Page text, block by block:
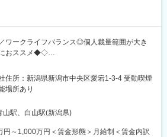
決算業務、相続税・資産対策、経営コンサル
業支援等、幅広い分野をカバーします。
進。専門性の高いメンバーと協力し、質の高
ています。
まで幅広い業務に挑戦でき、専門家として着
果はインセンティブや昇給・賞与でしっかり
ークライフバランス◎個人裁量範囲が大き
おススメ◆◇
く、働きやすい職場を目指しています／
週休二日制を導入し年間休日は前年比9日増
です。また繁忙期の３月には一部土曜出勤が
年間休日数を確保しています。
残業が多い」そんなイメージを払拭するべ
の推進や個人裁量範囲を大きくして業務改善に
住所：新潟県新潟市中央区愛宕1-3-4 受動喫煙
場所あり
山駅、白山駅(新潟県)
円～1,000万円＜賃金形態＞月給制＜賃金内訳